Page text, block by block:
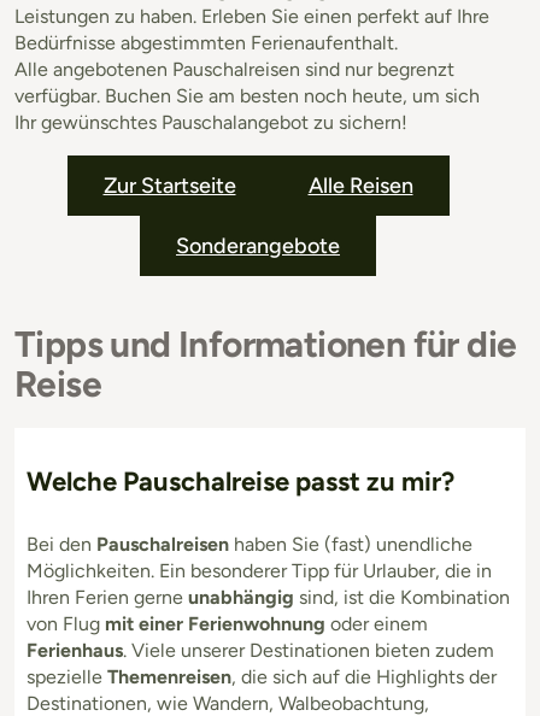
Leistungen zu haben. Erleben Sie einen perfekt auf Ihre
Bedürfnisse abgestimmten Ferienaufenthalt.
Alle angebotenen Pauschalreisen sind nur begrenzt
verfügbar. Buchen Sie am besten noch heute, um sich
Ihr gewünschtes Pauschalangebot zu sichern!
Zur Startseite Alle Reisen
Sonderangebote
Tipps und Informationen für die
Reise
Welche Pauschalreise passt zu mir?
Bei den Pauschalreisen haben Sie (fast) unendliche
Möglichkeiten. Ein besonderer Tipp für Urlauber, die in
Ihren Ferien gerne unabhängig sind, ist die Kombination
von Flug mit einer Ferienwohnung oder einem
Ferienhaus. Viele unserer Destinationen bieten zudem
spezielle Themenreisen, die sich auf die Highlights der
Destinationen, wie Wandern, Walbeobachtung,